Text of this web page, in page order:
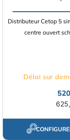
Distributeur Cetop 5
centre ouvert
Délai sur